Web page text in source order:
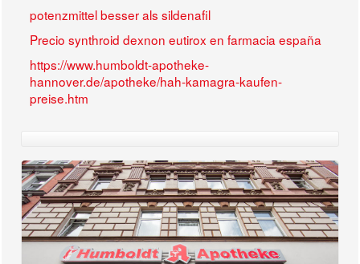
potenzmittel besser als sildenafil
Precio synthroid dexnon eutirox en farmacia españa
https://www.humboldt-apotheke-
hannover.de/apotheke/hah-kamagra-kaufen-
preise.htm